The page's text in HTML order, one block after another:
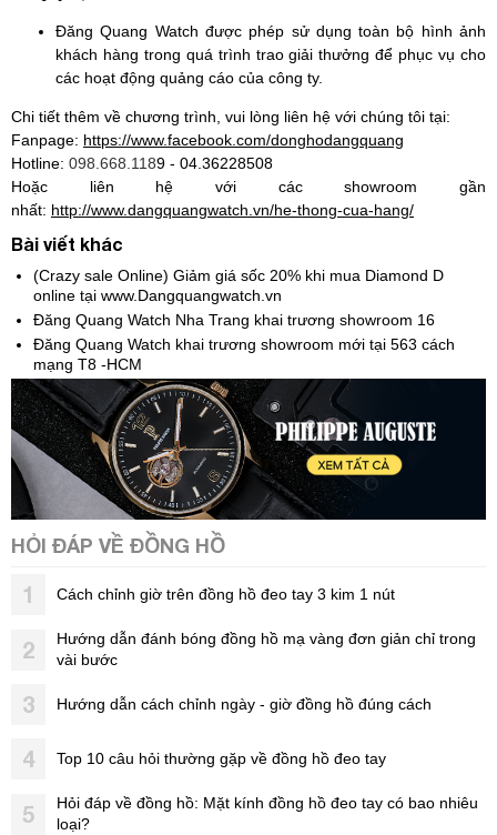
Đăng Quang Watch được phép sử dụng toàn bộ hình ảnh
khách hàng trong quá trình trao giải thưởng để phục vụ cho
các hoạt động quảng cáo của công ty.
Chi tiết thêm về chương trình, vui lòng liên hệ với chúng tôi tại:
Fanpage: https://www.facebook.com/donghodangquang
Hotline: 098.668.1189 - 04.36228508
Hoặc liên hệ với các showroom gần
nhất: http://www.dangquangwatch.vn/he-thong-cua-hang/
Bài viết khác
(Crazy sale Online) Giảm giá sốc 20% khi mua Diamond D
online tại www.Dangquangwatch.vn
Đăng Quang Watch Nha Trang khai trương showroom 16
Đăng Quang Watch khai trương showroom mới tại 563 cách
mạng T8 -HCM
HỎI ĐÁP VỀ ĐỒNG HỒ
1 Cách chỉnh giờ trên đồng hồ đeo tay 3 kim 1 nút
2
Hướng dẫn đánh bóng đồng hồ mạ vàng đơn giản chỉ trong
vài bước
3 Hướng dẫn cách chỉnh ngày - giờ đồng hồ đúng cách
4 Top 10 câu hỏi thường gặp về đồng hồ đeo tay
5
Hỏi đáp về đồng hồ: Mặt kính đồng hồ đeo tay có bao nhiêu
loại?